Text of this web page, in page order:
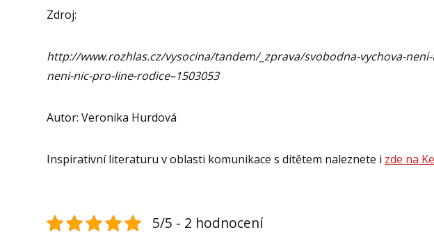
Zdroj:
http://www.rozhlas.cz/vysocina/tandem/_zprava/svobodna-vychova-
neni-nic-pro-line-rodice–1503053
Autor: Veronika Hurdová
Inspirativní literaturu v oblasti komunikace s dítětem naleznete i zde na
5/5 - 2 hodnocení